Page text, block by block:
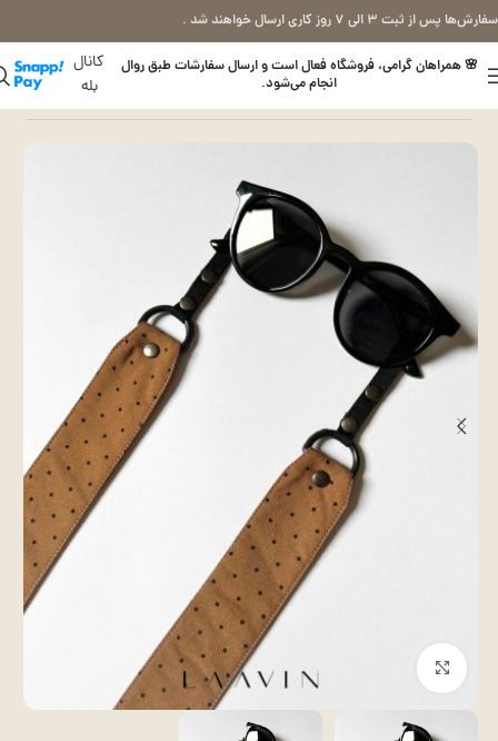
سفارش‌ها پس از ثبت ۳ الی ۷ روز کاری ارسال خواهند شد .
🌸 همراهان گرامی، فروشگاه فعال است و ارسال سفارشات طبق روال
انجام می‌شود.
کانال
بله
خانه
بزرگنمایی تصویر